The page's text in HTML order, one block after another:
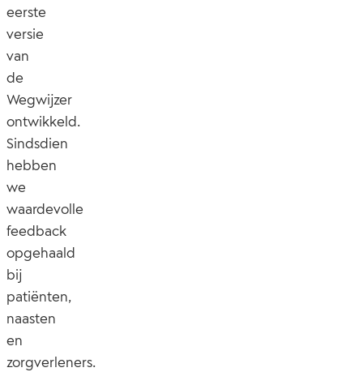
eerste
versie
van
de
Wegwijzer
ontwikkeld.
Sindsdien
hebben
we
waardevolle
feedback
opgehaald
bij
patiënten,
naasten
en
zorgverleners.